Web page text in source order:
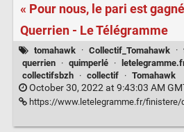
« Pour nous, le pari est
Querrien - Le Télégramme
tomahawk · Collectif_Tomahawk ·
querrien
· quimperlé ·
collectifsbzh
· collectif · Tomahawk
October 30, 2022 at 9:43:03 AM
https://www.letelegramme.fr/finistere/querrien/tomahawk-a-querrien-